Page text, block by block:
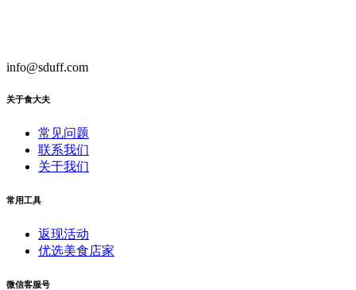
info@sduff.com
关于食大夫
常见问题
联系我们
关于我们
常用工具
返现活动
优选美食店家
微信客服号